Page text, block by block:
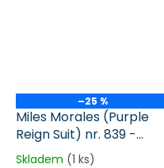
–25 %
Miles Morales (Purple
Reign Suit) nr. 839 -
nerozbalená (FNP)
Skladem (1 ks)